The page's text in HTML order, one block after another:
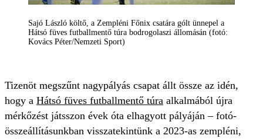
Sajó László költő, a Zempléni Főnix csatára gólt ünnepel a
Hátsó füves futballmentő túra bodrogolaszi állomásán (fotó:
Kovács Péter/Nemzeti Sport)
Tizenöt megszűnt nagypályás csapat állt össze az idén,
hogy a Hátsó füves futballmentő túra alkalmából újra
mérkőzést játsszon évek óta elhagyott pályáján – fotó-
összeállításunkban visszatekintünk a 2023-as zempléni,